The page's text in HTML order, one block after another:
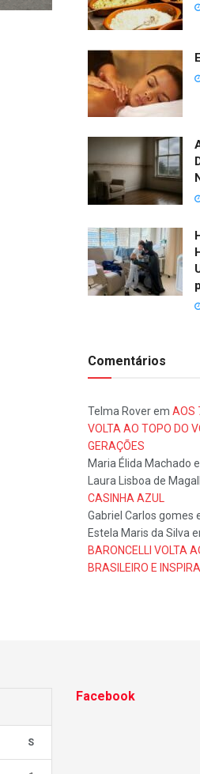
Comentários
Telma Roverem AOS
VOLTA AO TOPO DO
GERAÇÕES
Maria Élida Machado
Laura Lisboa de
CASINHA AZUL
Gabriel Carlos gomes
Estela Maris da Silva
BARONCELLI VOLTA
BRASILEIRO E
S
Facebook